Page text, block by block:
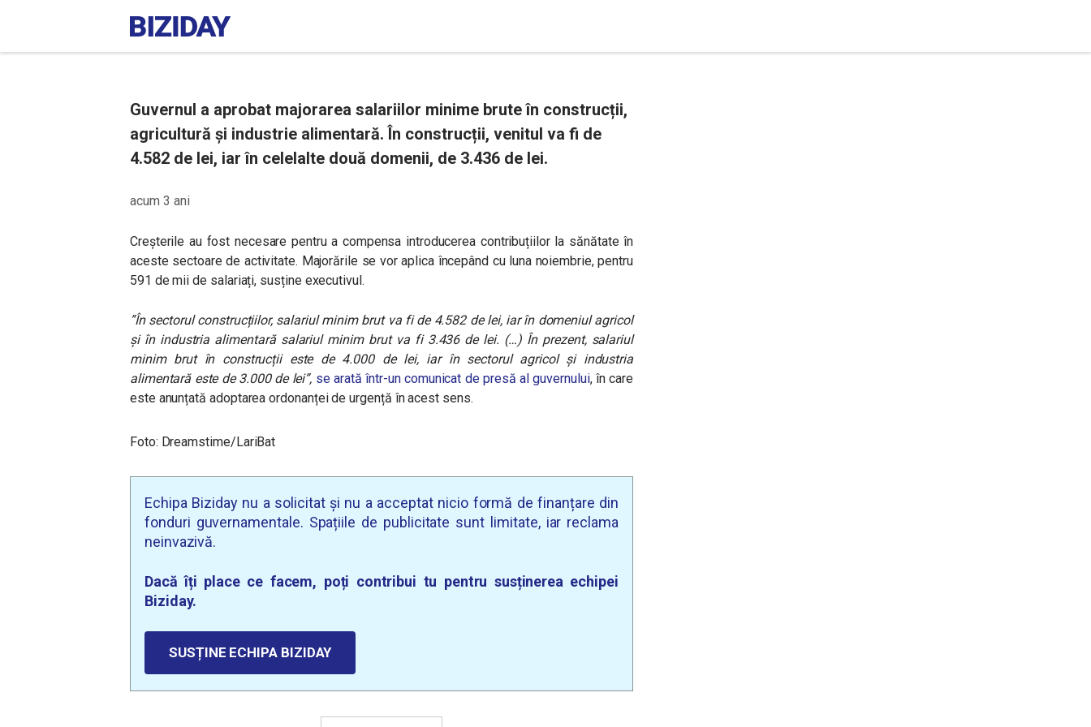
Guvernul a aprobat majorarea salariilor minime brute în construcții,
agricultură și industrie alimentară. În construcții, venitul va fi de
4.582 de lei, iar în celelalte două domenii, de 3.436 de lei.
acum 3 ani
Creșterile au fost necesare pentru a compensa introducerea contribuțiilor la sănătate în
aceste sectoare de activitate. Majorările se vor aplica începând cu luna noiembrie, pentru
591 de mii de salariați, susține executivul.
”În sectorul construcțiilor, salariul minim brut va fi de 4.582 de lei, iar în domeniul agricol
și în industria alimentară salariul minim brut va fi 3.436 de lei. (…) În prezent, salariul
minim brut în construcții este de 4.000 de lei, iar în sectorul agricol și industria
alimentară este de 3.000 de lei”, se arată într-un comunicat de presă al guvernului, în care
este anunțată adoptarea ordonanței de urgență în acest sens.
Foto: Dreamstime/LariBat
Echipa Biziday nu a solicitat și nu a acceptat nicio formă de finanțare din
fonduri guvernamentale. Spațiile de publicitate sunt limitate, iar reclama
neinvazivă.
Dacă îți place ce facem, poți contribui tu pentru susținerea echipei
Biziday.
SUSȚINE ECHIPA BIZIDAY